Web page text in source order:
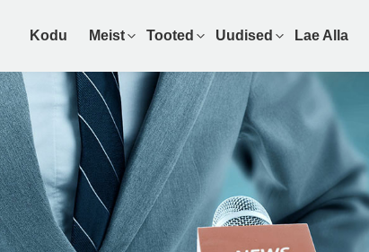
Kodu Meist Tooted Uudised Lae Alla